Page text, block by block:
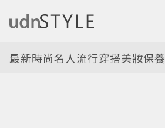
最新時尚名人流行穿搭美妝保養